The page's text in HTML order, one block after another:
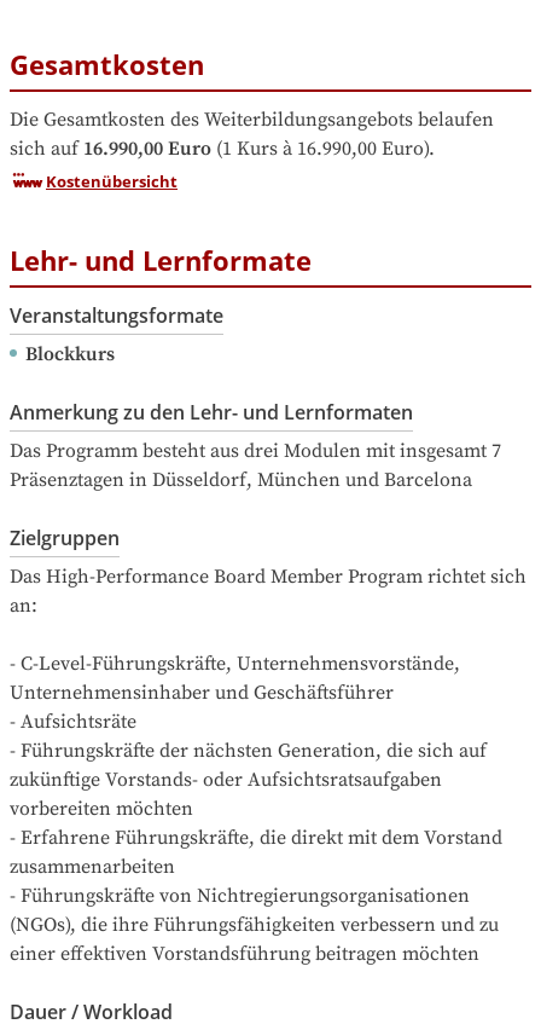
Gesamtkosten
Die Gesamtkosten des Weiterbildungsangebots belaufen
sich auf 16.990,00 Euro (1 Kurs à 16.990,00 Euro).
Kostenübersicht
Lehr- und Lernformate
Veranstaltungsformate
Blockkurs
Anmerkung zu den Lehr- und Lernformaten
Das Programm besteht aus drei Modulen mit insgesamt 7
Präsenztagen in Düsseldorf, München und Barcelona
Zielgruppen
Das High-Performance Board Member Program richtet sich
an:
- C-Level-Führungskräfte, Unternehmensvorstände,
Unternehmensinhaber und Geschäftsführer
- Aufsichtsräte
- Führungskräfte der nächsten Generation, die sich auf
zukünftige Vorstands- oder Aufsichtsratsaufgaben
vorbereiten möchten
- Erfahrene Führungskräfte, die direkt mit dem Vorstand
zusammenarbeiten
- Führungskräfte von Nichtregierungsorganisationen
(NGOs), die ihre Führungsfähigkeiten verbessern und zu
einer effektiven Vorstandsführung beitragen möchten
Dauer / Workload